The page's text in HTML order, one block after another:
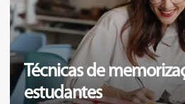
Técnicas de
estudantes